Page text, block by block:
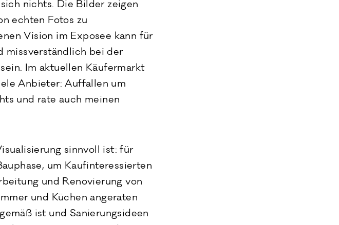
nichts. Die Bilder zeigen
echten Fotos zu
Vision im Exposee kann für
missverständlich bei der
Im aktuellen Käufermarkt
Anbieter: Auffallen um
und rate auch meinen
sinnvoll ist: für
um Kaufinteressierten
und Renovierung von
und Küchen angeraten
ist und Sanierungsideen